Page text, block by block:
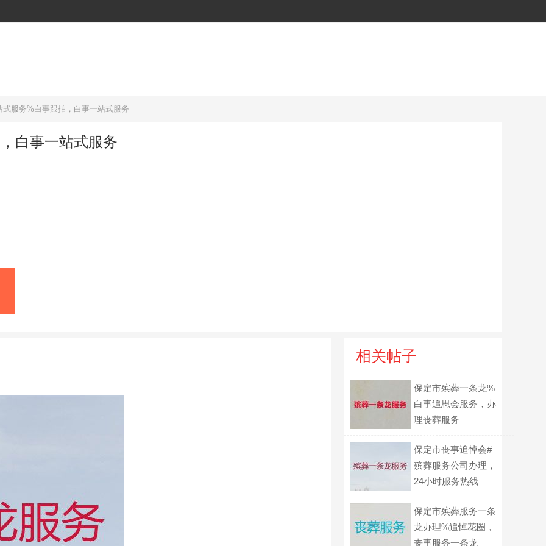
式服务%白事跟拍，白事一站式服务
白事一站式服务
相关帖子
保定市殡葬一条龙%
白事追思会服务，办
理丧葬服务
保定市丧事追悼会#
殡葬服务公司办理，
24小时服务热线
保定市殡葬服务一条
龙办理%追悼花圈，
丧事服务一条龙